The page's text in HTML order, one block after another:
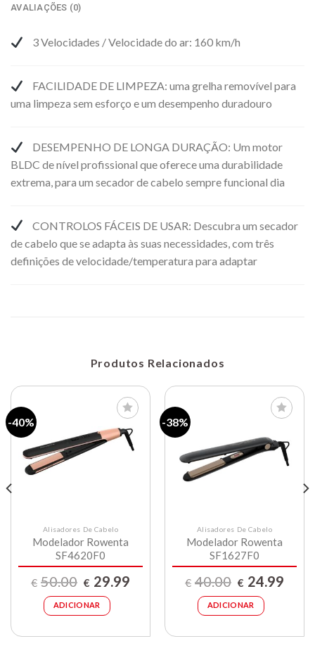
AVALIAÇÕES (0)
3 Velocidades / Velocidade do ar: 160 km/h
FACILIDADE DE LIMPEZA: uma grelha removível para
uma limpeza sem esforço e um desempenho duradouro
DESEMPENHO DE LONGA DURAÇÃO: Um motor
BLDC de nível profissional que oferece uma durabilidade
extrema, para um secador de cabelo sempre funcional dia
CONTROLOS FÁCEIS DE USAR: Descubra um secador
de cabelo que se adapta às suas necessidades, com três
definições de velocidade/temperatura para adaptar
Produtos Relacionados
-40%
Lista de
Alisadores De Cabelo
Modelador Rowenta
SF4620F0
€ 50.00
O
preço
original
era:
€50.00.
€ 29.99
ADICIONAR
-38%
Lista de
compras
Alisadores De Cabelo
Modelador Rowenta
SF1627F0
€ 40.00
O
preço
original
era:
€40.00.
€ 24.99
ADICIONAR